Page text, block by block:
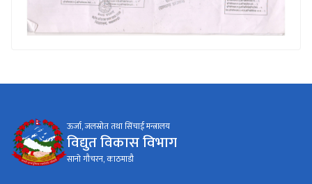
ऊर्जा, जलस्रोत तथा सिंचाई मन्त्रालय
विद्युत विकास विभाग
सानो गौचरन, काठमाडौ